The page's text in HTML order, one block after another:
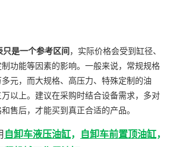
是一个参考区间，实际价格会受到缸径、
功能等因素的影响。一般来说，常规规格
元，而大规格、高压力、特殊定制的油
以上。建议在采购时结合设备需求，多对
售后，才能买到真正合适的产品。
自卸车液压油缸， 自卸车前置顶油缸，